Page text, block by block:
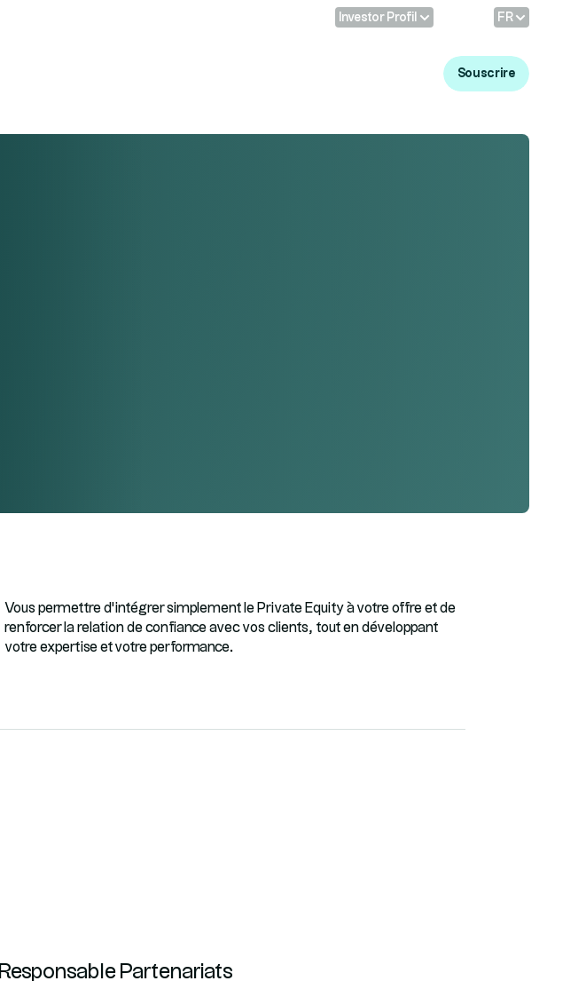
Investor Profil FR
Souscrire
Vous permettre d’intégrer simplement le Private Equity à votre offre et de
renforcer la relation de confiance avec vos clients, tout en développant
votre expertise et votre performance.
Responsable Partenariats